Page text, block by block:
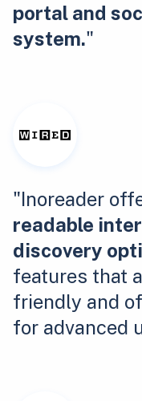
portal and
system."
"Inoreader
readable
discovery
features that
friendly and
for advanced